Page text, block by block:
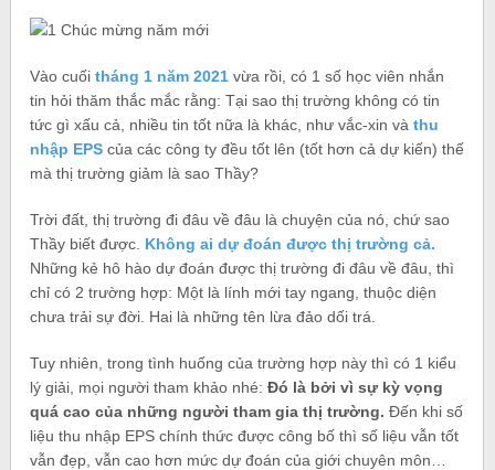
Vào cuốitháng 1 năm 2021 vừa rồi, có 1 số học viên nhắn
tin hỏi thăm thắc mắc rằng: Tại sao thị trường không có tin
tức gì xấu cả, nhiều tin tốt nữa là khác, như vắc-xin vàthu
nhập EPS của các công ty đều tốt lên (tốt hơn cả dự kiến) thế
mà thị trường giảm là sao Thầy?
Trời đất, thị trường đi đâu về đâu là chuyện của nó, chứ sao
Thầy biết được. Không ai dự đoán được thị trường cả.
Những kẻ hô hào dự đoán được thị trường đi đâu về đâu, thì
chỉ có 2 trường hợp: Một là lính mới tay ngang, thuộc diện
chưa trải sự đời. Hai là những tên lừa đảo dối trá.
Tuy nhiên, trong tình huống của trường hợp này thì có 1 kiểu
lý giải, mọi người tham khảo nhé:Đó là bởi vì sự kỳ vọng
quá cao của những người tham gia thị trường. Đến khi số
liệu thu nhập EPS chính thức được công bố thì số liệu vẫn tốt
vẫn đẹp, vẫn cao hơn mức dự đoán của giới chuyên môn…